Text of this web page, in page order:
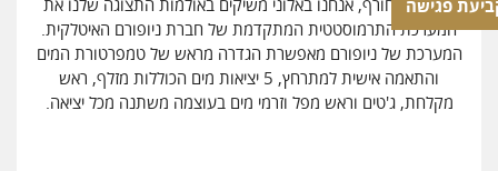
לקראת החורף, אנחנו באלוני משיקים באולמות התצוגה שלנו את
המערכת התרמוסטטית המתקדמת של חברת ניופורם האיטלקית.
המערכת של ניופורם מאפשרת הגדרה מראש של טמפרטורת המים
והתאמה אישית למתרחץ, 5 יציאות מים הכוללות מזלף, ראש
מקלחת, ג'טים וראש מפל וזרמי מים בעוצמה משתנה מכל יציאה.
פגישה